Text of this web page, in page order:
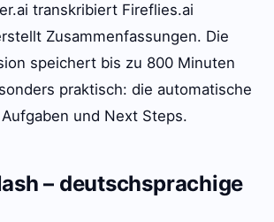
transkribiert Fireflies.ai
Zusammenfassungen. Die
speichert bis zu 800 Minuten
praktisch: die automatische
und Next Steps.
– deutschsprachige